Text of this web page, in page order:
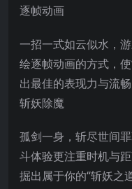
逐帧动画
一招一式如云似水，
绘逐帧动画的方式，
出最佳的表现力与流畅
斩妖除魔
孤剑一身，斩尽世间
斗体验更注重时机与
掘出属于你的“斩妖之道